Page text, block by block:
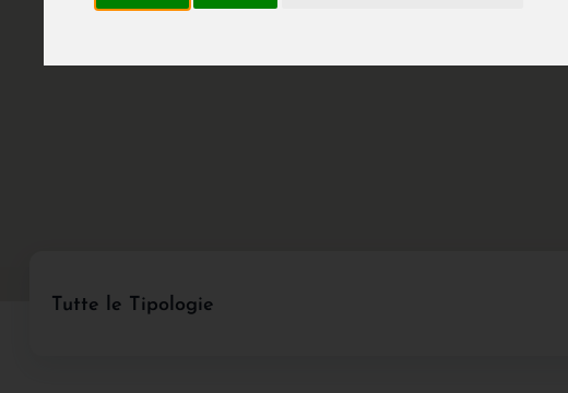
Tutte le Tipologie